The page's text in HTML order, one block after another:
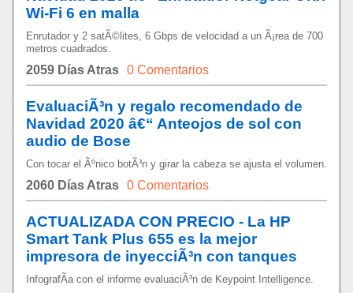
Wi-Fi 6 en malla
Enrutador y 2 satÃ©lites, 6 Gbps de velocidad a un Ã¡rea de 700
metros cuadrados.
2059 Días Atras 0 Comentarios
EvaluaciÃ³n y regalo recomendado de
Navidad 2020 â€“ Anteojos de sol con
audio de Bose
Con tocar el Ãºnico botÃ³n y girar la cabeza se ajusta el volumen.
2060 Días Atras 0 Comentarios
ACTUALIZADA CON PRECIO - La HP
Smart Tank Plus 655 es la mejor
impresora de inyecciÃ³n con tanques
InfografÃ­a con el informe evaluaciÃ³n de Keypoint Intelligence.